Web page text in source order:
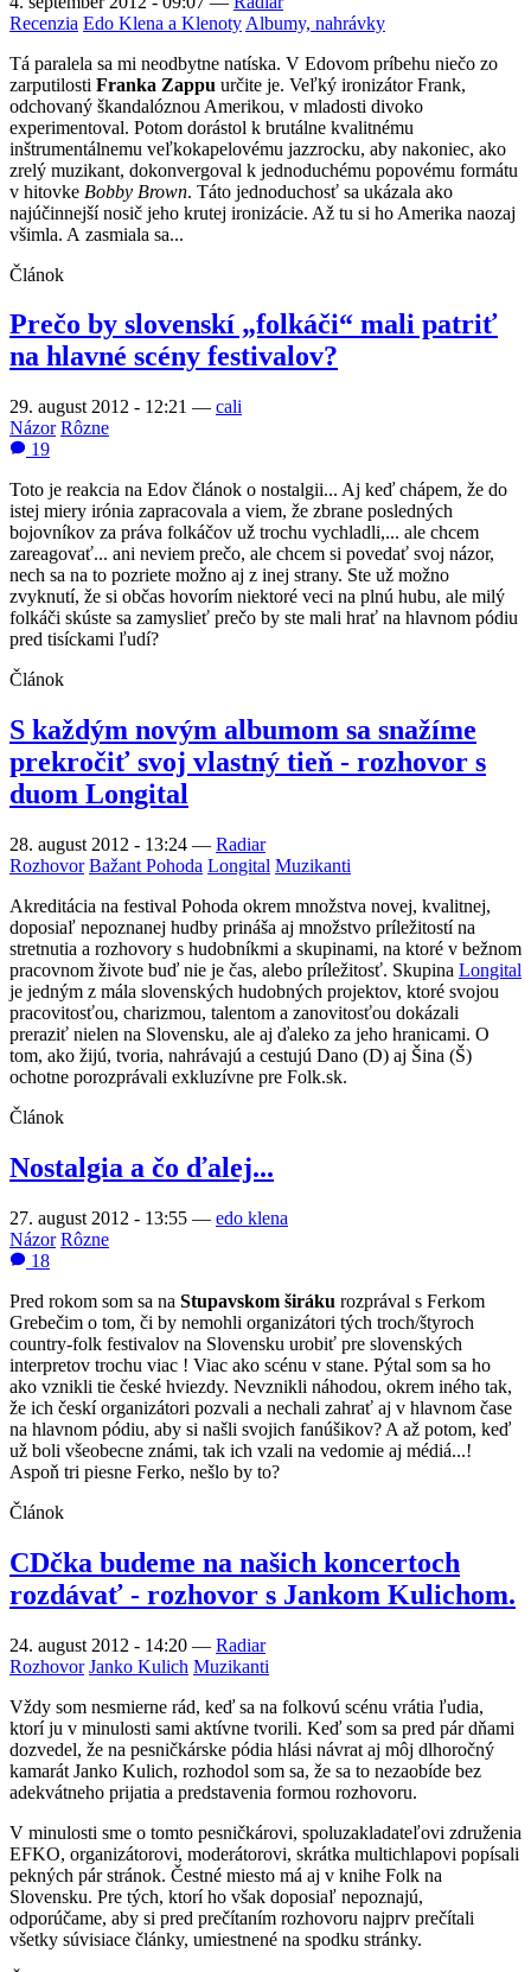
Recenzia Edo Klena a Klenoty Albumy, nahrávky
Tá paralela sa mi neodbytne natíska. V Edovom príbehu niečo zo
zarputilosti Franka Zappu určite je. Veľký ironizátor Frank,
odchovaný škandalóznou Amerikou, v mladosti divoko
experimentoval. Potom dorástol k brutálne kvalitnému
inštrumentálnemu veľkokapelovému jazzrocku, aby nakoniec, ako
zrelý muzikant, dokonvergoval k jednoduchému popovému formátu
v hitovke Bobby Brown. Táto jednoduchosť sa ukázala ako
najúčinnejší nosič jeho krutej ironizácie. Až tu si ho Amerika naozaj
všimla. A zasmiala sa...
Článok
Prečo by slovenskí „folkáči“ mali patriť
na hlavné scény festivalov?
29. august 2012 - 12:21 — cali
Názor Rôzne
19
Toto je reakcia na Edov článok o nostalgii... Aj keď chápem, že do
istej miery irónia zapracovala a viem, že zbrane posledných
bojovníkov za práva folkáčov už trochu vychladli,... ale chcem
zareagovať... ani neviem prečo, ale chcem si povedať svoj názor,
nech sa na to pozriete možno aj z inej strany. Ste už možno
zvyknutí, že si občas hovorím niektoré veci na plnú hubu, ale milý
folkáči skúste sa zamyslieť prečo by ste mali hrať na hlavnom pódiu
pred tisíckami ľudí?
Článok
S každým novým albumom sa snažíme
prekročiť svoj vlastný tieň - rozhovor s
duom Longital
28. august 2012 - 13:24 — Radiar
Rozhovor Bažant Pohoda Longital Muzikanti
Akreditácia na festival Pohoda okrem množstva novej, kvalitnej,
doposiaľ nepoznanej hudby prináša aj množstvo príležitostí na
stretnutia a rozhovory s hudobníkmi a skupinami, na ktoré v bežnom
pracovnom živote buď nie je čas, alebo príležitosť. Skupina Longital
je jedným z mála slovenských hudobných projektov, ktoré svojou
pracovitosťou, charizmou, talentom a zanovitosťou dokázali
preraziť nielen na Slovensku, ale aj ďaleko za jeho hranicami. O
tom, ako žijú, tvoria, nahrávajú a cestujú Dano (D) aj Šina (Š)
ochotne porozprávali exkluzívne pre Folk.sk.
Článok
Nostalgia a čo ďalej...
27. august 2012 - 13:55 — edo klena
Názor Rôzne
18
Pred rokom som sa na Stupavskom širáku rozprával s Ferkom
Grebečim o tom, či by nemohli organizátori tých troch/štyroch
country-folk festivalov na Slovensku urobiť pre slovenských
interpretov trochu viac ! Viac ako scénu v stane. Pýtal som sa ho
ako vznikli tie české hviezdy. Nevznikli náhodou, okrem iného tak,
že ich českí organizátori pozvali a nechali zahrať aj v hlavnom čase
na hlavnom pódiu, aby si našli svojich fanúšikov? A až potom, keď
už boli všeobecne známi, tak ich vzali na vedomie aj médiá...!
Aspoň tri piesne Ferko, nešlo by to?
Článok
CDčka budeme na našich koncertoch
rozdávať - rozhovor s Jankom Kulichom.
24. august 2012 - 14:20 — Radiar
Rozhovor Janko Kulich Muzikanti
Vždy som nesmierne rád, keď sa na folkovú scénu vrátia ľudia,
ktorí ju v minulosti sami aktívne tvorili. Keď som sa pred pár dňami
dozvedel, že na pesničkárske pódia hlási návrat aj môj dlhoročný
kamarát Janko Kulich, rozhodol som sa, že sa to nezaobíde bez
adekvátneho prijatia a predstavenia formou rozhovoru.
V minulosti sme o tomto pesničkárovi, spoluzakladateľovi združenia
EFKO, organizátorovi, moderátorovi, skrátka multichlapovi popísali
pekných pár stránok. Čestné miesto má aj v knihe Folk na
Slovensku. Pre tých, ktorí ho však doposiaľ nepoznajú,
odporúčame, aby si pred prečítaním rozhovoru najprv prečítali
všetky súvisiace články, umiestnené na spodku stránky.